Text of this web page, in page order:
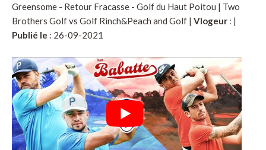
Greensome - Retour Fracasse - Golf du Haut Poitou | Two
Brothers Golf vs Golf Rinch&Peach and Golf | Vlogeur : |
Publié le : 26-09-2021